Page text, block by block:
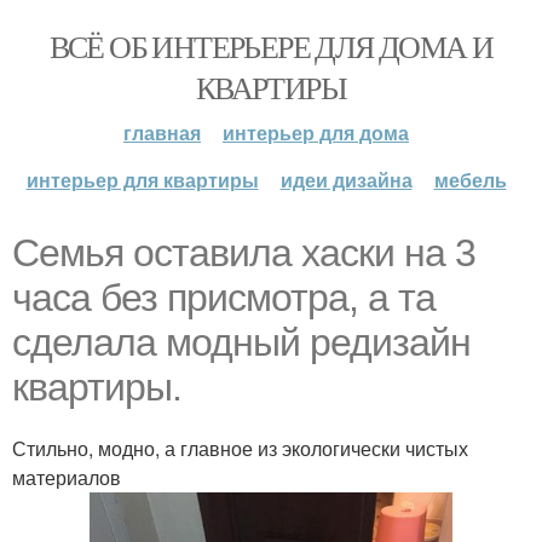
ВСЁ ОБ ИНТЕРЬЕРЕ ДЛЯ ДОМА И
КВАРТИРЫ
главная
интерьер для дома
интерьер для квартиры
идеи дизайна мебель
Семья оставила хаски на 3
часа без присмотра, а та
сделала модный редизайн
квартиры.
Стильно, модно, а главное из экологически чистых
материалов